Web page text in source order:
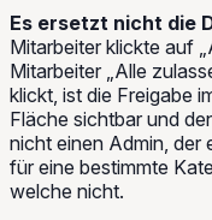
Es ersetzt nicht die
Mitarbeiter klickte auf
Mitarbeiter „Alle
klickt, ist die Freigabe
Fläche sichtbar und
nicht einen Admin,
für eine bestimmte
welche nicht.